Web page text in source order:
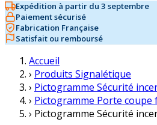
Expédition à partir du 3 septembre
Paiement sécurisé
Fabrication Française
Satisfait ou remboursé
Accueil
› Produits Signalétique
› Pictogramme Sécurité
› Pictogramme Porte coupe
› Pictogramme Sécurité